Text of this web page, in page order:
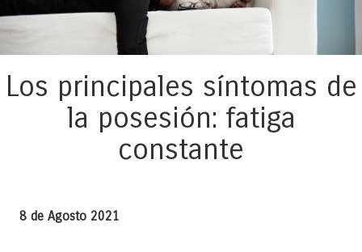
Los principales síntomas de
la posesión: fatiga
constante
8 de Agosto 2021